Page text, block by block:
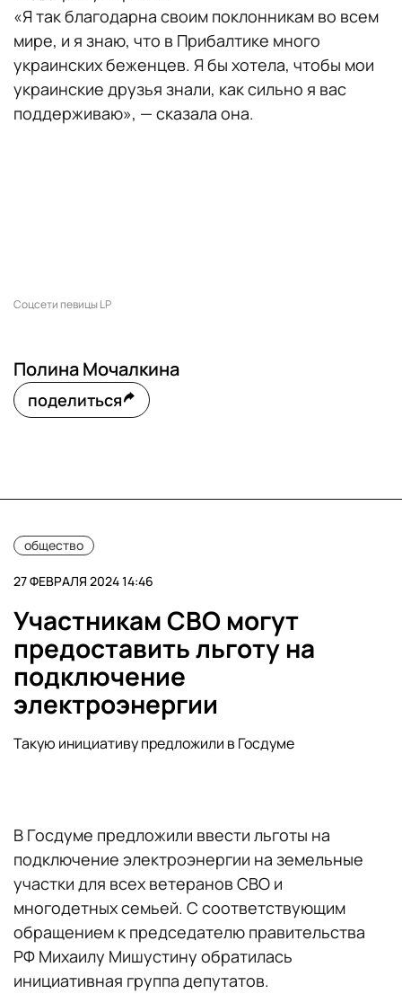
«Я так благодарна своим поклонникам во всем
мире, и я знаю, что в Прибалтике много
украинских беженцев. Я бы хотела, чтобы мои
украинские друзья знали, как сильно я вас
поддерживаю», — сказала она.
Соцсети певицы LP
Полина Мочалкина
поделиться
общество
27 ФЕВРАЛЯ 2024 14:46
Участникам СВО могут
предоставить льготу на
подключение
электроэнергии
Такую инициативу предложили в Госдуме
В Госдуме предложили ввести льготы на
подключение электроэнергии на земельные
участки для всех ветеранов СВО и
многодетных семьей. С соответствующим
обращением к председателю правительства
РФ Михаилу Мишустину обратилась
инициативная группа депутатов.